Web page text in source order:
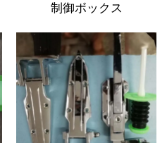
制御ボックス